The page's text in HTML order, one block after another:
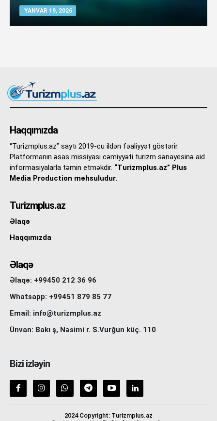
YANVAR 19, 2026
Haqqımızda
“Turizmplus.az” saytı 2019-cu ildən fəaliyyət göstərir.
Platformanın əsas missiyası cəmiyyəti turizm sənayesinə aid
informasiyalarla təmin etməkdir. “Turizmplus.az” Plus
Media Production məhsuludur.
Turizmplus.az
Əlaqə
Haqqımızda
Əlaqə
Əlaqə: +99450 212 36 96
Whatsapp: +99451 879 85 77
Email: info@turizmplus.az
Ünvan: Bakı ş, Nəsimi r. S.Vurğun küç. 110
Bizi izləyin
2024 Copyright: Turizmplus.az